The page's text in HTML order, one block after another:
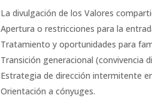
La divulgación de los Valores
Apertura o restricciones para la
Tratamiento y oportunidades para
Transición generacional (convivencia
Estrategia de dirección intermitente
Orientación a cónyuges.